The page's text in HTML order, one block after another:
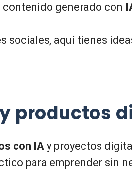
contenido generado con
sociales, aquí tienes
y productos
con IA y proyectos
para emprender sin